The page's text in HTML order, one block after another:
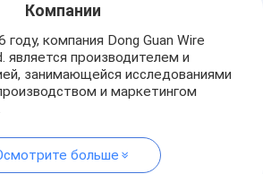
Компании
году, компания Dong Guan Wire
является производителем и
занимающейся исследованиями
и маркетингом
больше